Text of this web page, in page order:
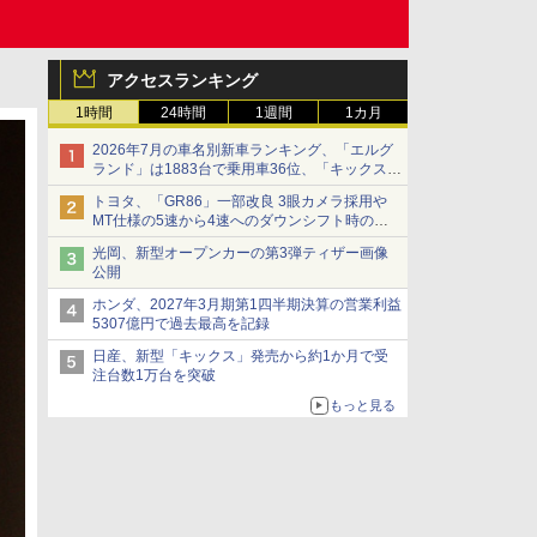
アクセスランキング
1時間 24時間 1週間 1カ月
2026年7月の車名別新車ランキング、「エルグ
ランド」は1883台で乗用車36位、「キックス」
は2591台で27位に
トヨタ、「GR86」一部改良 3眼カメラ採用や
MT仕様の5速から4速へのダウンシフト時の操
作性向上など
光岡、新型オープンカーの第3弾ティザー画像
公開
ホンダ、2027年3月期第1四半期決算の営業利益
5307億円で過去最高を記録
日産、新型「キックス」発売から約1か月で受
注台数1万台を突破
もっと見る